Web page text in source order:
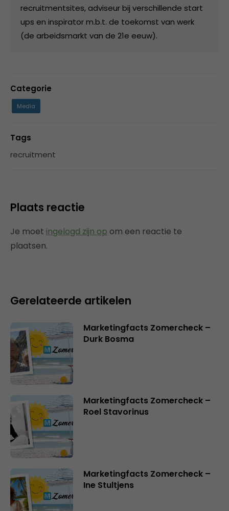
recruitmentsites, adviseur bij verschillende start
ups en inspirator m.b.t. de toekomst van werk
(de arbeidsmarkt van de 21e eeuw).
Categorie
Media
Tags
recruitment
Plaats reactie
Je moet ingelogd zijn op om een reactie te
plaatsen.
Gerelateerde artikelen
Marketingfacts Zomercheck –
Durk Bosma
Marketingfacts Zomercheck –
Roel Stavorinus
Marketingfacts Zomercheck –
Ine Stultjens